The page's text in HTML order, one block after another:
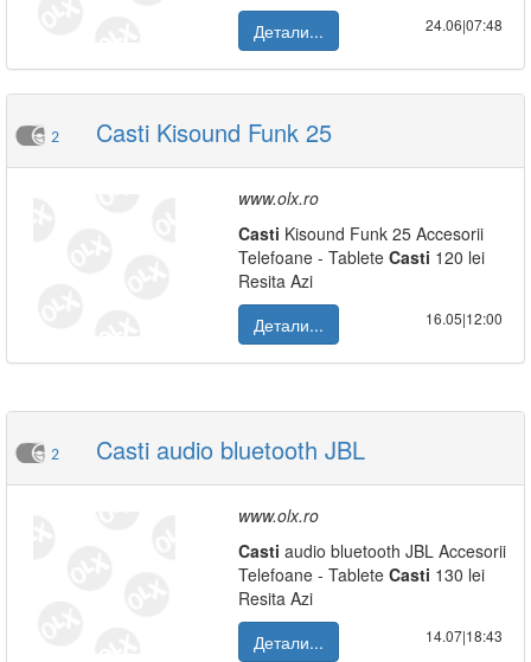
Детали...
24.06|07:48
2 Casti Kisound Funk 25
www.olx.ro
Casti Kisound Funk 25 Accesorii
Telefoane - Tablete Casti 120 lei
Resita Azi
Детали...
16.05|12:00
2 Casti audio bluetooth JBL
www.olx.ro
Casti audio bluetooth JBL Accesorii
Telefoane - Tablete Casti 130 lei
Resita Azi
Детали...
14.07|18:43